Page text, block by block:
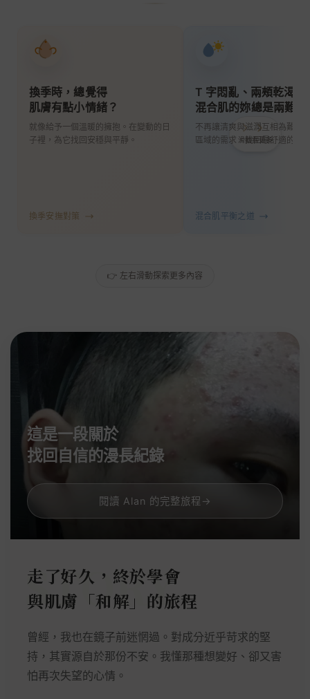
滑動看更多
換季時，總覺得
肌膚有點小情緒？
就像給予一個溫暖的擁抱。在變動的日
子裡，為它找回安穩與平靜。
換季安撫對策
T 字悶亂、兩頰乾渴，
混合肌的妳總是兩難？
不再讓清爽與滋潤互相為難。
區域的需求，找回最舒適的平
混合肌平衡之道
👉 左右滑動探索更多內容
走了好久，終於學會
與肌膚「和解」的旅程
曾經，我也在鏡子前迷惘過。對成分近乎苛求的堅
持，其實源自於那份不安。我懂那種想變好、卻又害
怕再次失望的心情。
這是一段關於
找回自信的漫長紀錄
閱讀 Alan 的完整旅程 →